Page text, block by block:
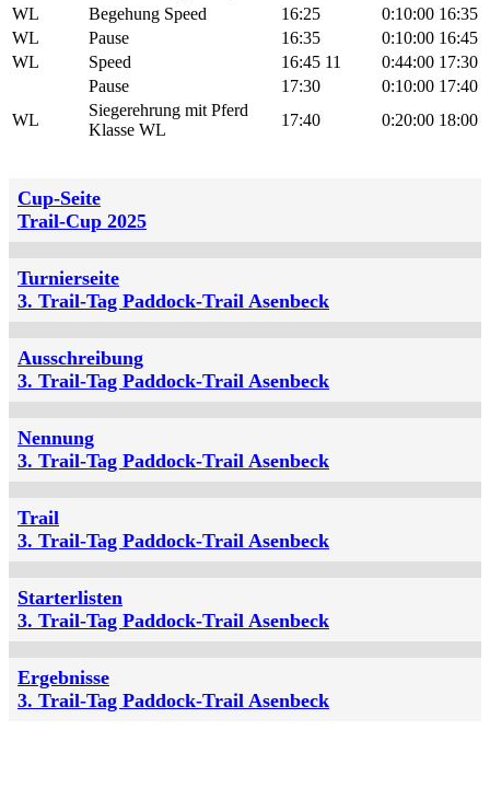
WL
Begehung Speed 16:25 0:10:00 16:35
WL
Pause 16:35 0:10:00 16:45
WL
Speed 16:45 11 0:44:00 17:30
Pause
17:30 0:10:00 17:40
WL
Siegerehrung mit Pferd
Klasse WL
17:40 0:20:00 18:00
Cup-Seite
Trail-Cup 2025
Turnierseite
3. Trail-Tag Paddock-Trail Asenbeck
Ausschreibung
3. Trail-Tag Paddock-Trail Asenbeck
Nennung
3. Trail-Tag Paddock-Trail Asenbeck
Trail
3. Trail-Tag Paddock-Trail Asenbeck
Starterlisten
3. Trail-Tag Paddock-Trail Asenbeck
Ergebnisse
3. Trail-Tag Paddock-Trail Asenbeck